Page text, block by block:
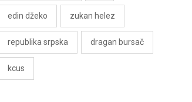
edin džeko zukan helez
republika srpska dragan bursač
kcus